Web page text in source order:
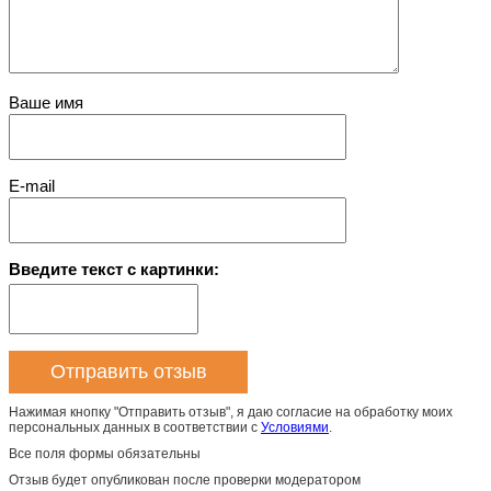
Ваше имя
E-mail
Введите текст с картинки:
Нажимая кнопку "Отправить отзыв", я даю согласие на обработку моих
персональных данных в соответствии с Условиями.
Все поля формы обязательны
Отзыв будет опубликован после проверки модератором